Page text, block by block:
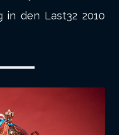
in den Last32 2010